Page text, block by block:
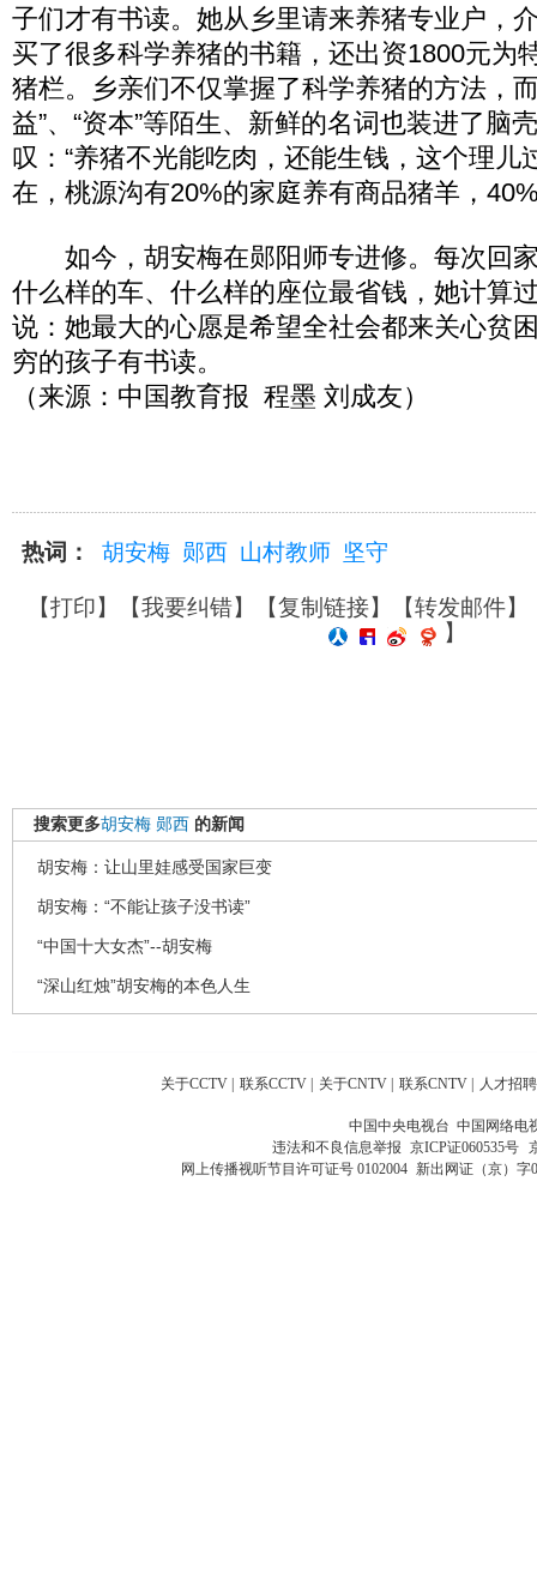
子们才有书读。她从乡里请来养猪专业户，
买了很多科学养猪的书籍，还出资1800元为
猪栏。乡亲们不仅掌握了科学养猪的方法，而
益”、“资本”等陌生、新鲜的名词也装进了脑
叹：“养猪不光能吃肉，还能生钱，这个理儿
在，桃源沟有20%的家庭养有商品猪羊，
如今，胡安梅在郧阳师专进修。每次回
什么样的车、什么样的座位最省钱，她计算
说：她最大的心愿是希望全社会都来关心贫
穷的孩子有书读。
（来源：中国教育报 程墨 刘成友）
热词： 胡安梅 郧西 山村教师 坚守
【打印】【我要纠错】【复制链接】【转发邮件】
】
搜索更多胡安梅 郧西 的新闻
胡安梅：让山里娃感受国家巨变
胡安梅：“不能让孩子没书读”
“中国十大女杰”--胡安梅
“深山红烛”胡安梅的本色人生
关于CCTV | 联系CCTV | 关于CNTV | 联系CNTV | 人才招聘
中国中央电视台 中国网络电
违法和不良信息举报 京ICP证060535号
网上传播视听节目许可证号 0102004 新出网证（京）